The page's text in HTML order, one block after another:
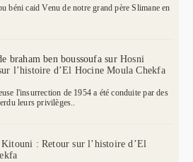
béni caid Venu de notre grand père Slimane en
braham ben boussoufasur Hosni
l’histoire d’El Hocine Moula Chekfa
l'insurrection de 1954 a été conduite par des
leurs privilèges..
: Retour sur l’histoire d’El